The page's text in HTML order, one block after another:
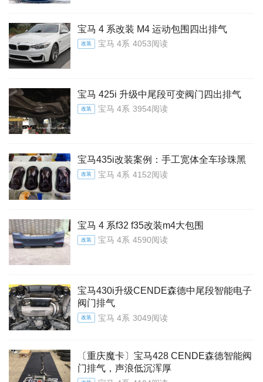
宝马 4 系改装 M4 运动包围四出排气
改装 宝马 4系 4053阅读
宝马 425i 升级中尾段可变阀门四出排气
改装 宝马 4系 3954阅读
宝马435i改装案例：手工宽体全车珍珠黑
改装 宝马 4系 4152阅读
宝马 4 系f32 f35改装m4大包围
改装 宝马 4系 4590阅读
宝马430i升级CENDE森德中尾段智能电子
阀门排气
改装 宝马 4系 3049阅读
〔重庆魔卡〕宝马428 CENDE森德智能阀
门排气，声浪低沉浑厚